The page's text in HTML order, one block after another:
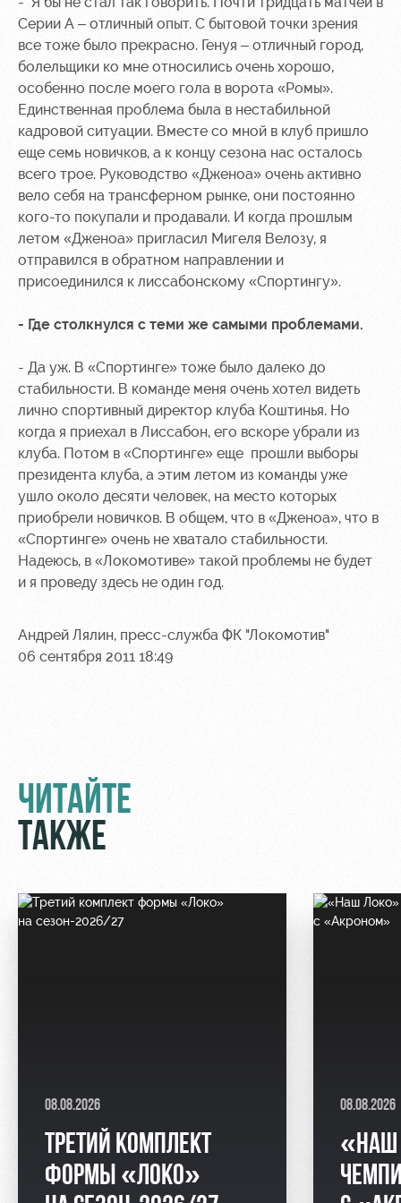
Серии А – отличный опыт. С бытовой точки зрения
все тоже было прекрасно. Генуя – отличный город,
болельщики ко мне относились очень хорошо,
особенно после моего гола в ворота «Ромы».
Единственная проблема была в нестабильной
кадровой ситуации. Вместе со мной в клуб пришло
еще семь новичков, а к концу сезона нас осталось
всего трое. Руководство «Дженоа» очень активно
вело себя на трансферном рынке, они постоянно
кого-то покупали и продавали. И когда прошлым
летом «Дженоа» пригласил Мигеля Велозу, я
отправился в обратном направлении и
присоединился к лиссабонскому «Спортингу».
- Где столкнулся с теми же самыми проблемами.
- Да уж. В «Спортинге» тоже было далеко до
стабильности. В команде меня очень хотел видеть
лично спортивный директор клуба Коштинья. Но
когда я приехал в Лиссабон, его вскоре убрали из
клуба. Потом в «Спортинге» еще прошли выборы
президента клуба, а этим летом из команды уже
ушло около десяти человек, на место которых
приобрели новичков. В общем, что в «Дженоа», что в
«Спортинге» очень не хватало стабильности.
Надеюсь, в «Локомотиве» такой проблемы не будет
и я проведу здесь не один год.
Андрей Лялин, пресс-служба ФК "Локомотив"
06 сентября 2011 18:49
ЧИТАЙТЕ
ТАКЖЕ
08.08.2026
ТРЕТИЙ КОМПЛЕКТ
ФОРМЫ «ЛОКО»
08.08.2026
«НАШ